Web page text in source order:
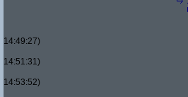
14:49:27)
14:51:31)
14:53:52)